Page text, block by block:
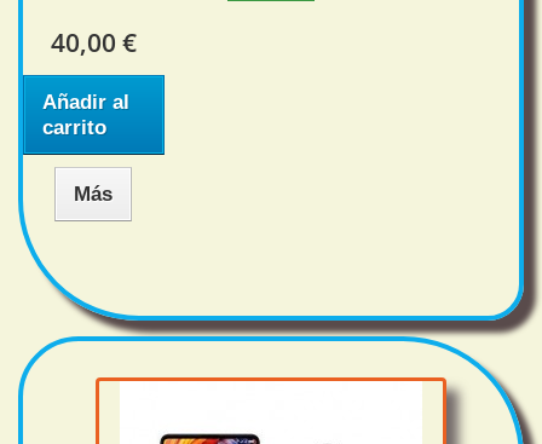
40,00 €
Añadir al
carrito
Más